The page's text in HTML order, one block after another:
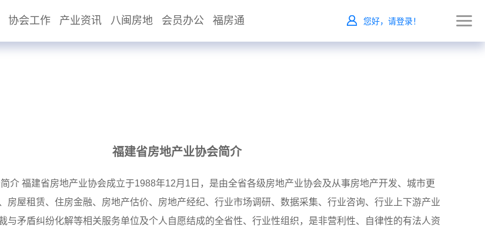
协会工作 产业资讯 八闽房地 会员办公 福房通 您好，请登录！
福建省房地产业协会简介
介 福建省房地产业协会成立于1988年12月1日，是由全省各级房地产业协会及从事房地产开发、城市更
房屋租赁、住房金融、房地产估价、房地产经纪、行业市场调研、数据采集、行业咨询、行业上下游产业
与矛盾纠纷化解等相关服务单位及个人自愿结成的全省性、行业性组织，是非营利性、自律性的有法人资